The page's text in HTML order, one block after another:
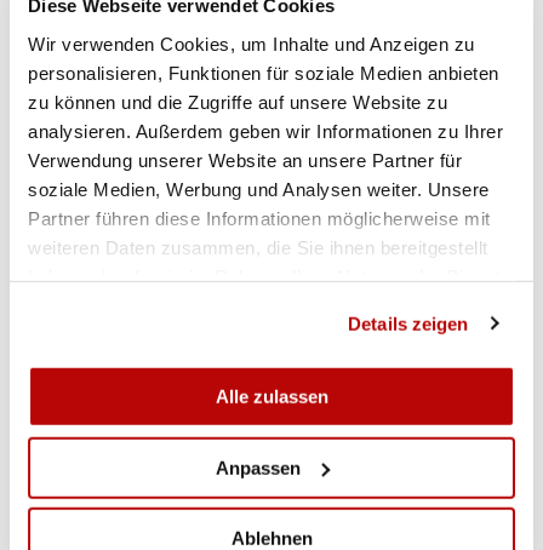
Diese Webseite verwendet Cookies
Wir verwenden Cookies, um Inhalte und Anzeigen zu
personalisieren, Funktionen für soziale Medien anbieten
zu können und die Zugriffe auf unsere Website zu
analysieren. Außerdem geben wir Informationen zu Ihrer
Verwendung unserer Website an unsere Partner für
soziale Medien, Werbung und Analysen weiter. Unsere
Partner führen diese Informationen möglicherweise mit
weiteren Daten zusammen, die Sie ihnen bereitgestellt
Details zeigen
Alle zulassen
Anpassen
Ablehnen
Beste Dame Sandra Mazotti Visp-Eyholz 49
Bester Veteran Hans-Jörg Steiner MSV Feschel
Guttet 50
Bester Junior Fabian Trachsel Frutigland-Schützen
48
Beste Damengruppe Baltschieder 220/250
Beste Jungschützengruppe Frutigland Schützen
208/250
Schützenkönigin Armbrust Olivia Spahr Frutigland
58/60
Beste Gruppe Stammvereine Turtmann Tennen
229/250
Beste kantonale Gruppe Visp - Sport A1 234/250
Beste ausserkantonale Gruppe Frutigland